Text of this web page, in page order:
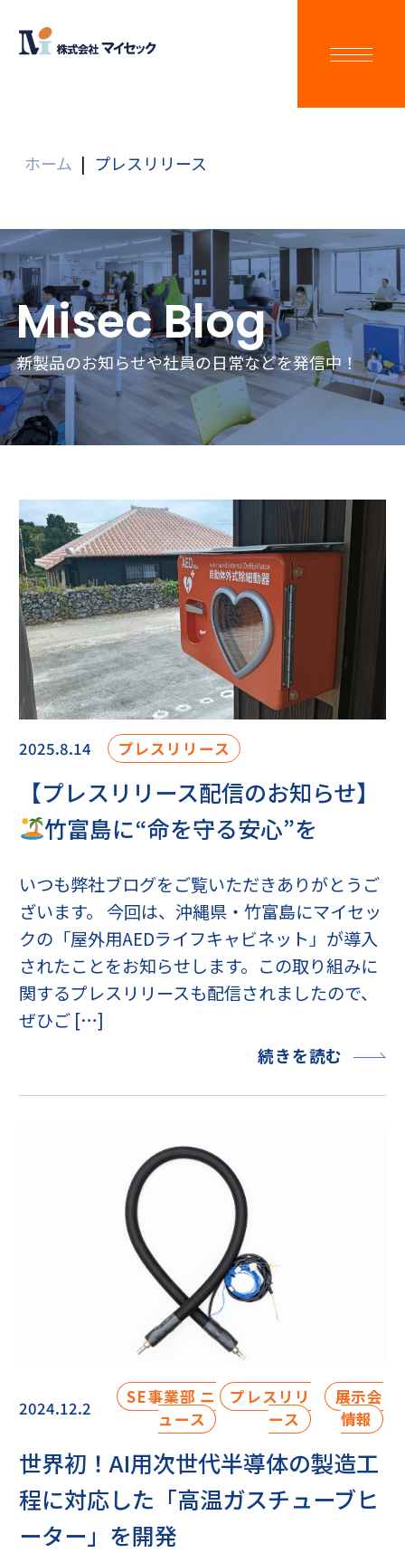
ホーム | プレスリリース
Misec Blog
新製品のお知らせや社員の日常などを発信中！
2025.8.14 プレスリリース
【プレスリリース配信のお知らせ】
竹富島に“命を守る安心”を
いつも弊社ブログをご覧いただきありがとうご
ざいます。 今回は、沖縄県・竹富島にマイセッ
クの「屋外用AEDライフキャビネット」が導入
されたことをお知らせします。この取り組みに
関するプレスリリースも配信されましたので、
ぜひご […]
続きを読む
2024.12.2
SE事業部 ニ
ュース
プレスリリ
ース
展示会
情報
世界初！AI用次世代半導体の製造工
程に対応した「高温ガスチューブヒ
ーター」を開発